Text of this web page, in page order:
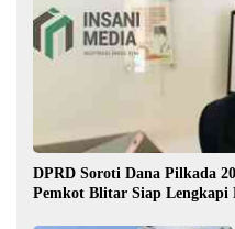
DPRD Soroti Dana Pilkada
Pemkot Blitar Siap Lengkapi